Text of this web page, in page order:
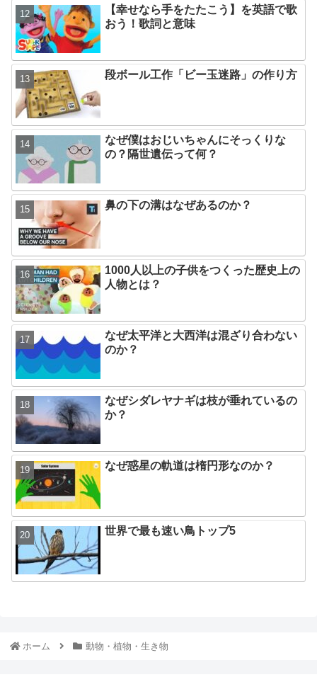
【幸せなら手をたたこう】を英語で歌
おう！歌詞と意味
段ボール工作「ビー玉迷路」の作り方
なぜ僕はおじいちゃんにそっくりな
の？隔世遺伝って何？
鼻の下の溝はなぜあるのか？
1000人以上の子供をつくった歴史上の
人物とは？
なぜ太平洋と大西洋は混ざり合わない
のか？
なぜシダレヤナギは枝が垂れているの
か？
なぜ惑星の軌道は楕円形なのか？
世界で最も速い鳥トップ5
ホーム 動物・植物・生き物